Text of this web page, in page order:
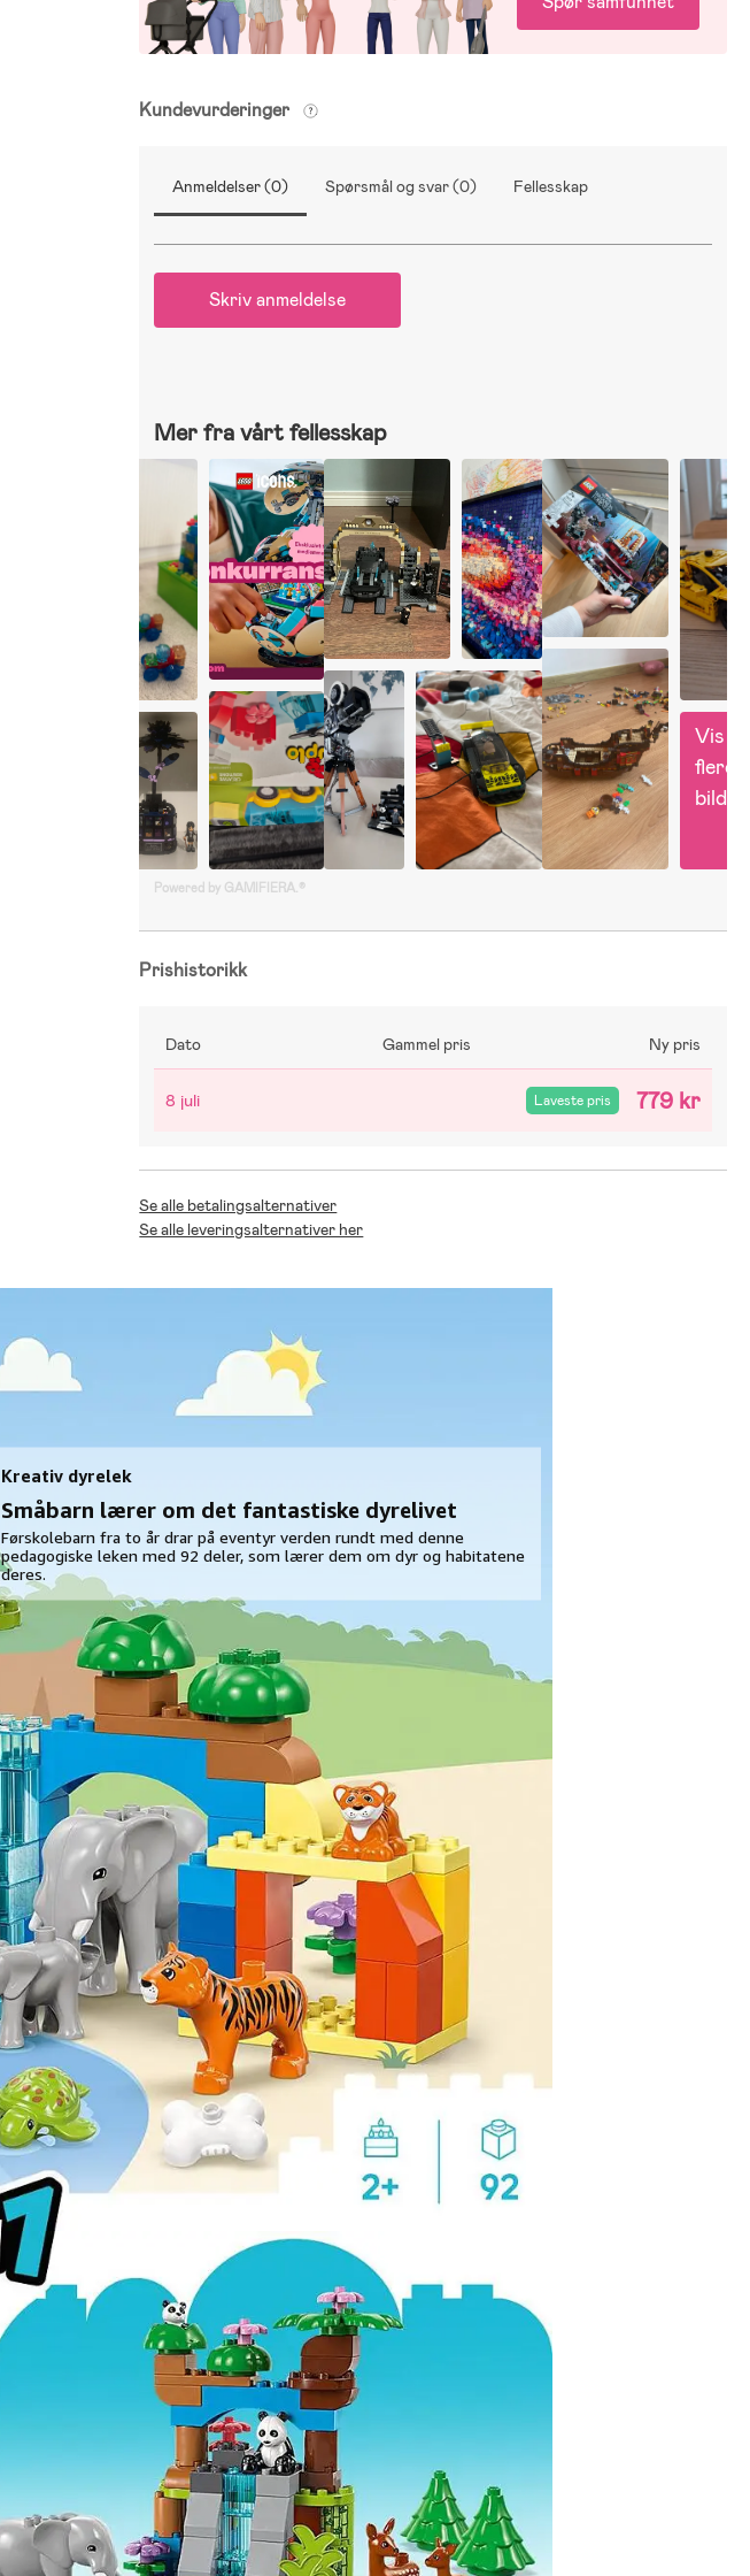
Kundevurderinger
Anmeldelser (0) Spørsmål og svar (0) Fellesskap
Skriv anmeldelse
Mer fra vårt fellesskap
Vis
flere
bilder
Powered by GAMIFIERA.®
Prishistorikk
Dato Gammel pris Ny pris
8 juli Laveste pris 779 kr
Se alle betalingsalternativer
Se alle leveringsalternativer her
Kreativ dyrelek
Småbarn lærer om det fantastiske dyrelivet
Førskolebarn fra to år drar på eventyr verden rundt med denne
pedagogiske leken med 92 deler, som lærer dem om dyr og habitatene
deres.